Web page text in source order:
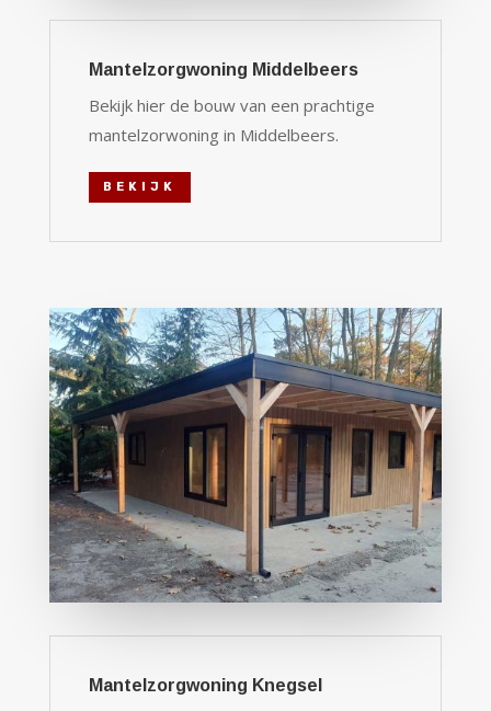
Mantelzorgwoning Middelbeers
Bekijk hier de bouw van een prachtige
mantelzorwoning in Middelbeers.
BEKIJK
Mantelzorgwoning Knegsel